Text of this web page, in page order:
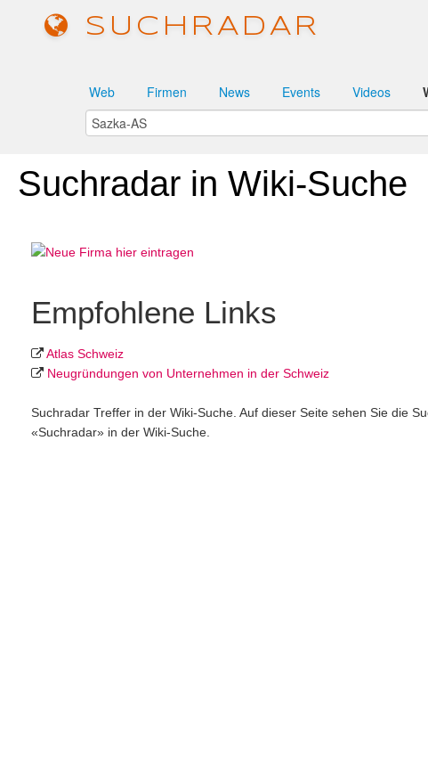
SUCHRADAR
Web Firmen News Events Videos
Suchradar in Wiki-Suche
Empfohlene Links
Atlas Schweiz
Neugründungen von Unter­nehmen in der Schweiz
Suchradar Treffer in der Wiki-Suche. Auf dieser Seite sehen Sie die
«Suchradar» in der Wiki-Suche.